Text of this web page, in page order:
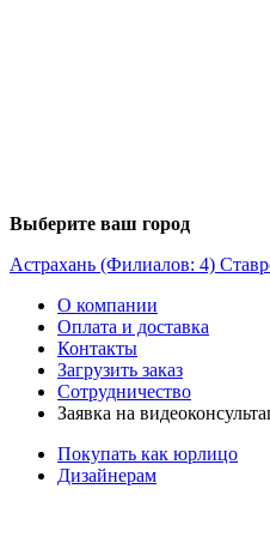
Выберите ваш город
Астрахань (Филиалов: 4)
О компании
Оплата и доставка
Контакты
Загрузить заказ
Сотрудничество
Заявка на
Покупать как юрлицо
Дизайнерам